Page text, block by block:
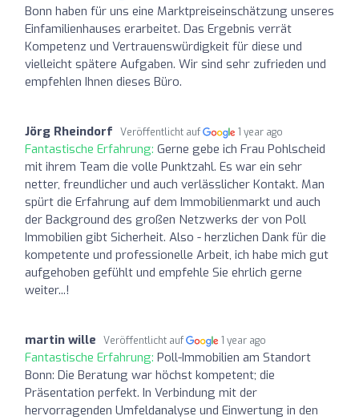
Bonn haben für uns eine Marktpreiseinschätzung unseres
Einfamilienhauses erarbeitet. Das Ergebnis verrät
Kompetenz und Vertrauenswürdigkeit für diese und
vielleicht spätere Aufgaben. Wir sind sehr zufrieden und
empfehlen Ihnen dieses Büro.
Jörg Rheindorf Veröffentlicht auf 1 year ago
Fantastische Erfahrung: Gerne gebe ich Frau Pohlscheid
mit ihrem Team die volle Punktzahl. Es war ein sehr
netter, freundlicher und auch verlässlicher Kontakt. Man
spürt die Erfahrung auf dem Immobilienmarkt und auch
der Background des großen Netzwerks der von Poll
Immobilien gibt Sicherheit. Also - herzlichen Dank für die
kompetente und professionelle Arbeit, ich habe mich gut
aufgehoben gefühlt und empfehle Sie ehrlich gerne
weiter...!
martin wille Veröffentlicht auf 1 year ago
Fantastische Erfahrung: Poll-Immobilien am Standort
Bonn: Die Beratung war höchst kompetent; die
Präsentation perfekt. In Verbindung mit der
hervorragenden Umfeldanalyse und Einwertung in den